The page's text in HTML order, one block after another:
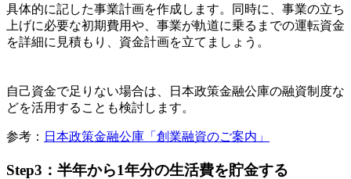
具体的に記した事業計画を作成します。同時に、事業の立ち
上げに必要な初期費用や、事業が軌道に乗るまでの運転資金
を詳細に見積もり、資金計画を立てましょう。
自己資金で足りない場合は、日本政策金融公庫の融資制度な
どを活用することも検討します。
参考： 日本政策金融公庫「創業融資のご案内」
Step3：半年から1年分の生活費を貯金する